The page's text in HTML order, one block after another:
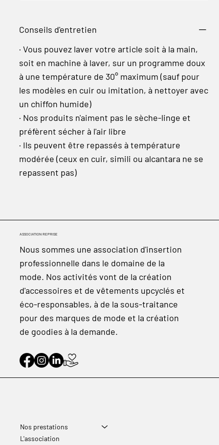
Conseils d'entretien
· Vous pouvez laver votre article soit à la main,
soit en machine à laver, sur un programme doux
à une température de 30° maximum (sauf pour
les modèles en cuir ou imitation, à nettoyer avec
un chiffon humide)
· Nos produits n'aiment pas le sèche-linge et
préfèrent sécher à l'air libre
· Ils peuvent être repassés à température
modérée (ceux en cuir, simili ou alcantara ne se
repassent pas)
ASSOCIATION REPRISE
Nous sommes une association d'insertion
professionnelle dans le domaine de la
mode. Nos activités vont de la création
d'accessoires et de vêtements upcyclés et
éco-responsables, à de la sous-traitance
pour des marques de mode et la création
de goodies à la demande.
Nos prestations
L'association